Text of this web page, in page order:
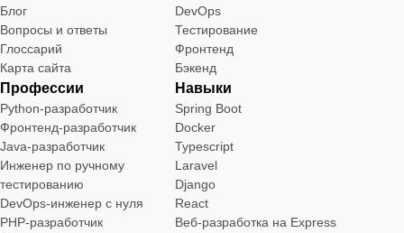
Блог
Вопросы и ответы
Глоссарий
Карта сайта
DevOps
Тестирование
Фронтенд
Бэкенд
Профессии
Python-разработчик
Фронтенд-разработчик
Java-разработчик
Инженер по ручному
тестированию
DevOps-инженер с нуля
РНР-разработчик
Навыки
Spring Boot
Docker
Typescript
Laravel
Django
React
Веб-разработка на Express